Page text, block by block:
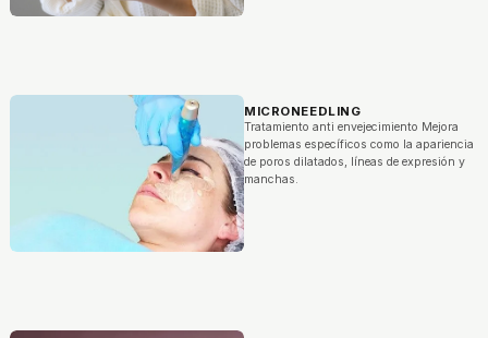
MICRONEEDLING
Tratamiento anti envejecimiento Mejora
problemas específicos como la apariencia
de poros dilatados, líneas de expresión y
manchas.